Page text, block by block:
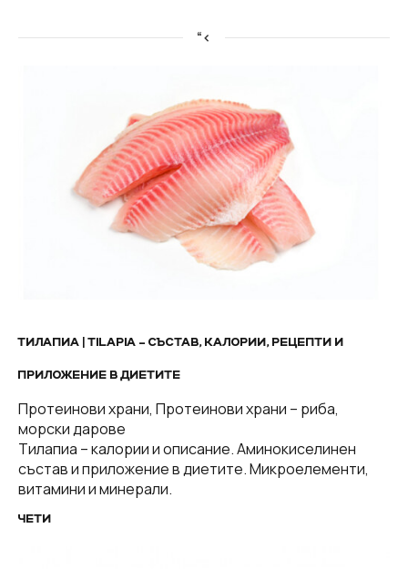
“<
ТИЛАПИA | TILAPIA – СЪСТАВ, КАЛОРИИ, РЕЦЕПТИ И
ПРИЛОЖЕНИЕ В ДИЕТИТЕ
Протеинови храни, Протеинови храни – риба,
морски дарове
Тилапиа – калории и описание. Аминокиселинен
състав и приложение в диетите. Микроелементи,
витамини и минерали.
ЧЕТИ